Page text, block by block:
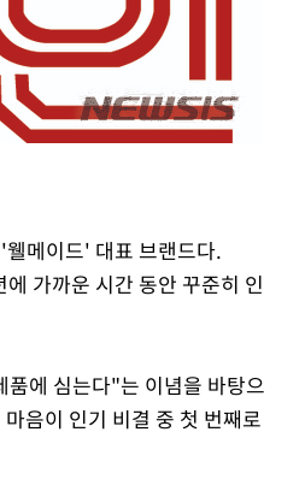
메이드' 대표 브랜드다.
가까운 시간 동안 꾸준히 인
에 심는다"는 이념을 바탕으
음이 인기 비결 중 첫 번째로